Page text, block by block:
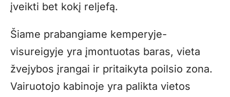
įveikti bet kokį reljefą.
Šiame prabangiame kemperyje-
visureigyje yra įmontuotas baras, vieta
žvejybos įrangai ir pritaikyta poilsio zona.
Vairuotojo kabinoje yra palikta vietos